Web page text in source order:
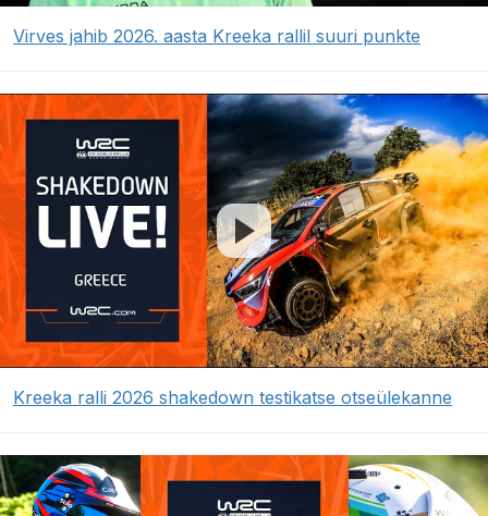
Virves jahib 2026. aasta Kreeka rallil suuri punkte
Kreeka ralli 2026 shakedown testikatse otseülekanne